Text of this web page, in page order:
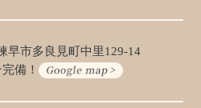
早市多良見町中里129-14
備！